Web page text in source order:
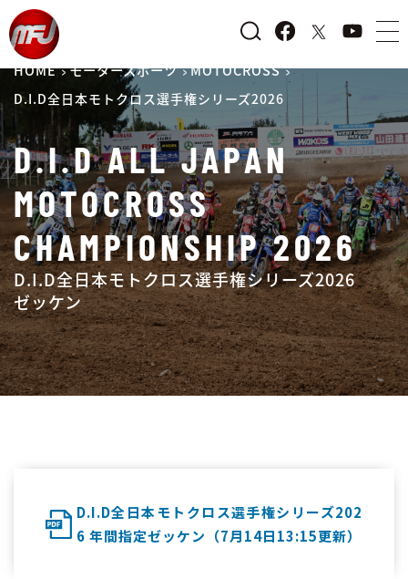
HOME モータースポーツ MOTOCROSS
D.I.D全日本モトクロス選手権シリーズ2026
D.I.D ALL JAPAN
MOTOCROSS
CHAMPIONSHIP 2026
D.I.D全日本モトクロス選手権シリーズ2026
ゼッケン
D.I.D全日本モトクロス選手権シリーズ202
6 年間指定ゼッケン（7月14日13:15更新）